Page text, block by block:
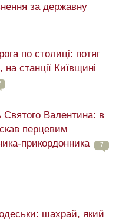
за державну
по столиці: потяг
станції Київщині
Валентина: в
перцевим
прикордонника
7
шахрай, який